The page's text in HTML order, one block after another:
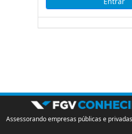
Assessorando empresas públicas e